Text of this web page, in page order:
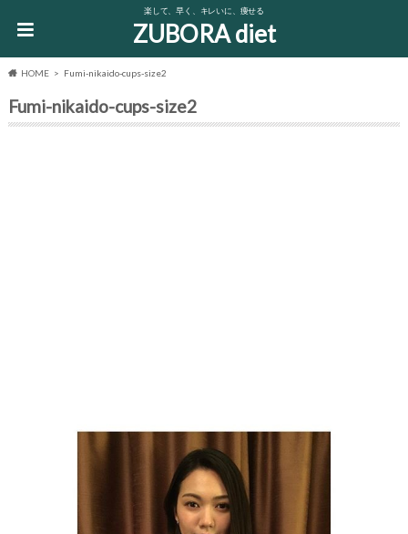
楽して、早く、キレいに、痩せる
ZUBORA diet
HOME Fumi-nikaido-cups-size2
Fumi-nikaido-cups-size2